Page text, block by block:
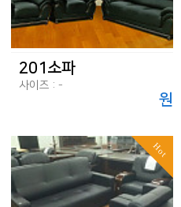
201소파
사이즈 : -
원
Hot